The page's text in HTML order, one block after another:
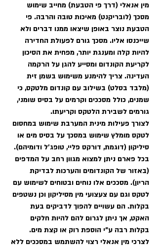
מין אנאלי (דרך פי הטבעת) מחייב שימוש
מסכך (לובריקנט) מאיכות טובה והרבה. פי
הטבעת נוצר באופן שיצאו ממנו דברים ולא
שייכנסו אליו. מסכך גורם לפעולת החדירה
להיות קלה ומענגת יותר, מפחית את הסיכון
לקריעת הקונדום ומסייע להגן על הרקמה
העדינה. צריך להימנע משימוש בשמן זית
(מלבד בסלט) בשילוב עם קונדום מלטקס, כי
שמנים, כולל מסככים וקרמים על בסיס שומני,
גורמים לשבירת הלטקס וקריעתו.
לצורך פעילות מינית המערבת שימוש במחסום
לטקס מומלץ שימוש במסכך על בסיס מים או
סיליקון (דוגמת, דורקס פליי, טופג'ל ודומיהם).
בכל פארם ניתן למצוא מגוון רחב על המדפים
(באזור של הקונדומים והערכות לבדיקת
הריון). מסככים אלו נוחים ובטוחים לשימוש עם
לטקס וגם עם צעצועי מין מסיליקון וכן נשטפים
בקלות. הם עשויים להפוך לדביקים בעת
האקט, אך ניתן לגרום להם להיות חלקים
בקלות רבה ע"י הוספת רוק או קצת מים.
לצרכי מין אנאלי רצוי להשתמש במסככים ללא